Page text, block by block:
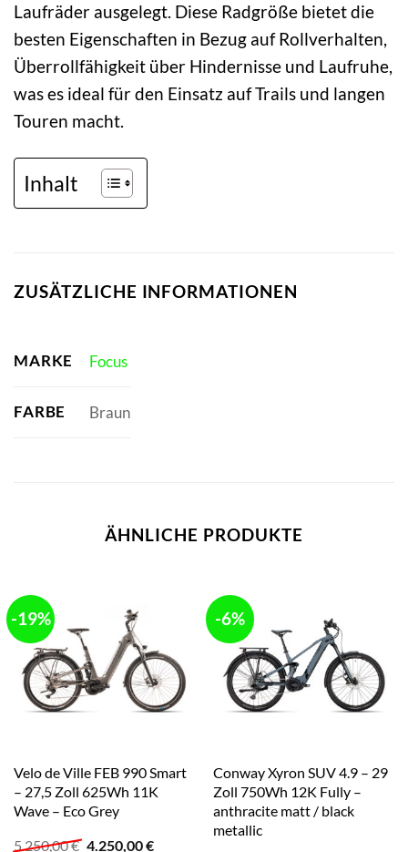
Laufräder ausgelegt. Diese Radgröße bietet die
besten Eigenschaften in Bezug auf Rollverhalten,
Überrollfähigkeit über Hindernisse und Laufruhe,
was es ideal für den Einsatz auf Trails und langen
Touren macht.
Inhalt
ZUSÄTZLICHE INFORMATIONEN
MARKE Focus
FARBE Braun
ÄHNLICHE PRODUKTE
-19%
Velo de Ville FEB 990 Smart
– 27,5 Zoll 625Wh 11K
Wave – Eco Grey
5.250,00€ Ursprünglicher
4.250,00€Aktueller
-6%
Conway Xyron SUV 4.9 – 29
Zoll 750Wh 12K Fully –
anthracite matt / black
metallic